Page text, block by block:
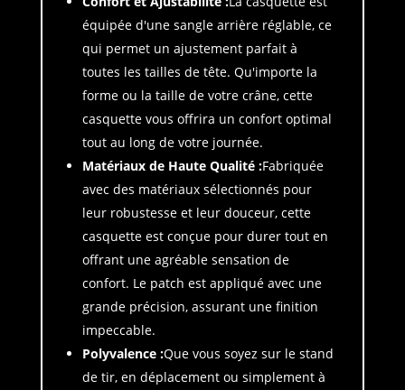
équipée d'une sangle arrière réglable, ce
qui permet un ajustement parfait à
toutes les tailles de tête. Qu'importe la
forme ou la taille de votre crâne, cette
casquette vous offrira un confort optimal
tout au long de votre journée.
Matériaux de Haute Qualité :Fabriquée
avec des matériaux sélectionnés pour
leur robustesse et leur douceur, cette
casquette est conçue pour durer tout en
offrant une agréable sensation de
confort. Le patch est appliqué avec une
grande précision, assurant une finition
impeccable.
Polyvalence :Que vous soyez sur le stand
de tir, en déplacement ou simplement à